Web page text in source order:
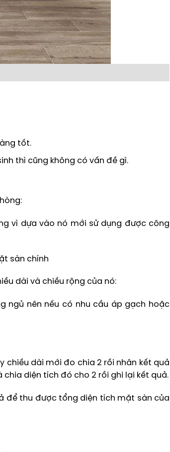
tốt.
thì cũng không có vấn đề gì.
vì dựa vào nó mới sử dụng được công
sàn chính
dài và chiều rộng của nó:
ngủ nên nếu có nhu cầu áp gạch hoặc
chiều dài mới đo chia 2 rồi nhân kết quả
chia diện tích đó cho 2 rồi ghi lại kết quả.
để thu được tổng diện tích mặt sàn của